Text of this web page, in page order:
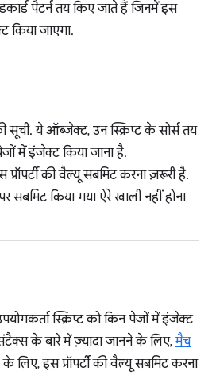
पैटर्न तय किए जाते हैं जिनमें इस
किया जाएगा.
ये ऑब्जेक्ट, उन स्क्रिप्ट के सोर्स तय
में इंजेक्ट किया जाना है.
की वैल्यू सबमिट करना ज़रूरी है.
सबमिट किया गया ऐरे खाली नहीं होना
स्क्रिप्ट को किन पेजों में इंजेक्ट
के बारे में ज़्यादा जानने के लिए,मैच
इस प्रॉपर्टी की वैल्यू सबमिट करना